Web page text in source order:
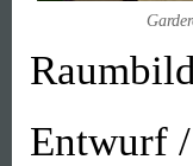
Entwurf